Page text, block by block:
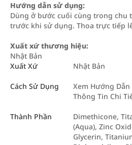
Hướng dẫn sử dụng:
Dùng ở bước cuối cùng trong chu
trước khi sử dụng. Thoa trực tiếp
Xuất xứ thương hiệu:
Nhật Bản
Xuất Xứ
Nhật Bản
Cách Sử Dụng
Xem Hướng
Thông Tin Chi
Thành Phần
Dimethicone,
(Aqua), Zinc
Glycerin,